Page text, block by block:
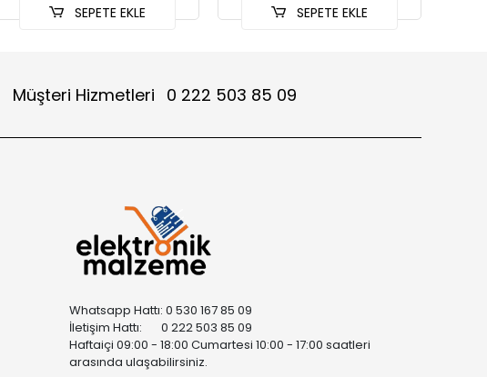
SEPETE EKLE SEPETE EKLE
Müşteri Hizmetleri 0 222 503 85 09
Whatsapp Hattı: 0 530 167 85 09
İletişim Hattı: 0 222 503 85 09
Haftaiçi 09:00 - 18:00 Cumartesi 10:00 - 17:00 saatleri
arasında ulaşabilirsiniz.